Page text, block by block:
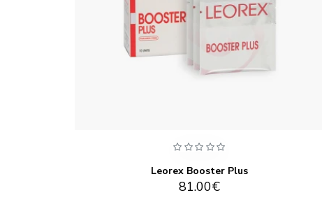
Leorex Booster Plus
81.00€